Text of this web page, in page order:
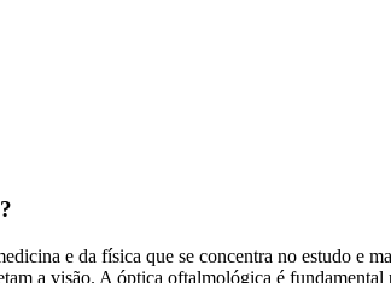
e da física que se concentra no estudo e
a visão. A óptica oftalmológica é